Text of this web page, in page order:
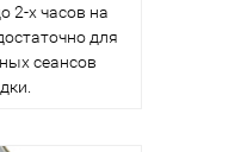
2-х часов на
для
сеансов